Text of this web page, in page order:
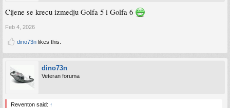
Cijene se krecu izmedju Golfa 5 i Golfa 6
Feb 4, 2026
dino73n likes this.
dino73n
Veteran foruma
Reventon said: ↑